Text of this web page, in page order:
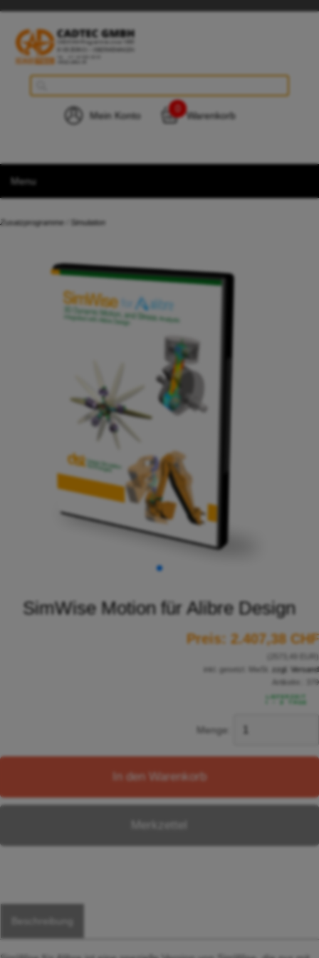
Mein Konto Warenkorb
Menu
Zusatzprogramme Simulation
SimWise Motion für Alibre Design
Preis: 2.407,38 CHF
(2573,49 EUR)
zzgl. Versand
379
Menge:
In den Warenkorb